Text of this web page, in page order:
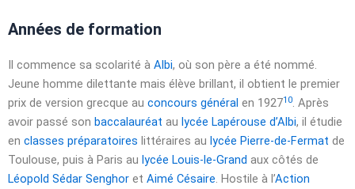
Années de formation
Il commence sa scolarité à Albi, où son père a été nommé.
Jeune homme dilettante mais élève brillant, il obtient le premier
prix de version grecque au concours général en 192710. Après
avoir passé son baccalauréat au lycée Lapérouse d’Albi, il étudie
en classes préparatoires littéraires au lycée Pierre-de-Fermat de
Toulouse, puis à Paris au lycée Louis-le-Grand aux côtés de
Léopold Sédar Senghor et Aimé Césaire. Hostile à l’Action